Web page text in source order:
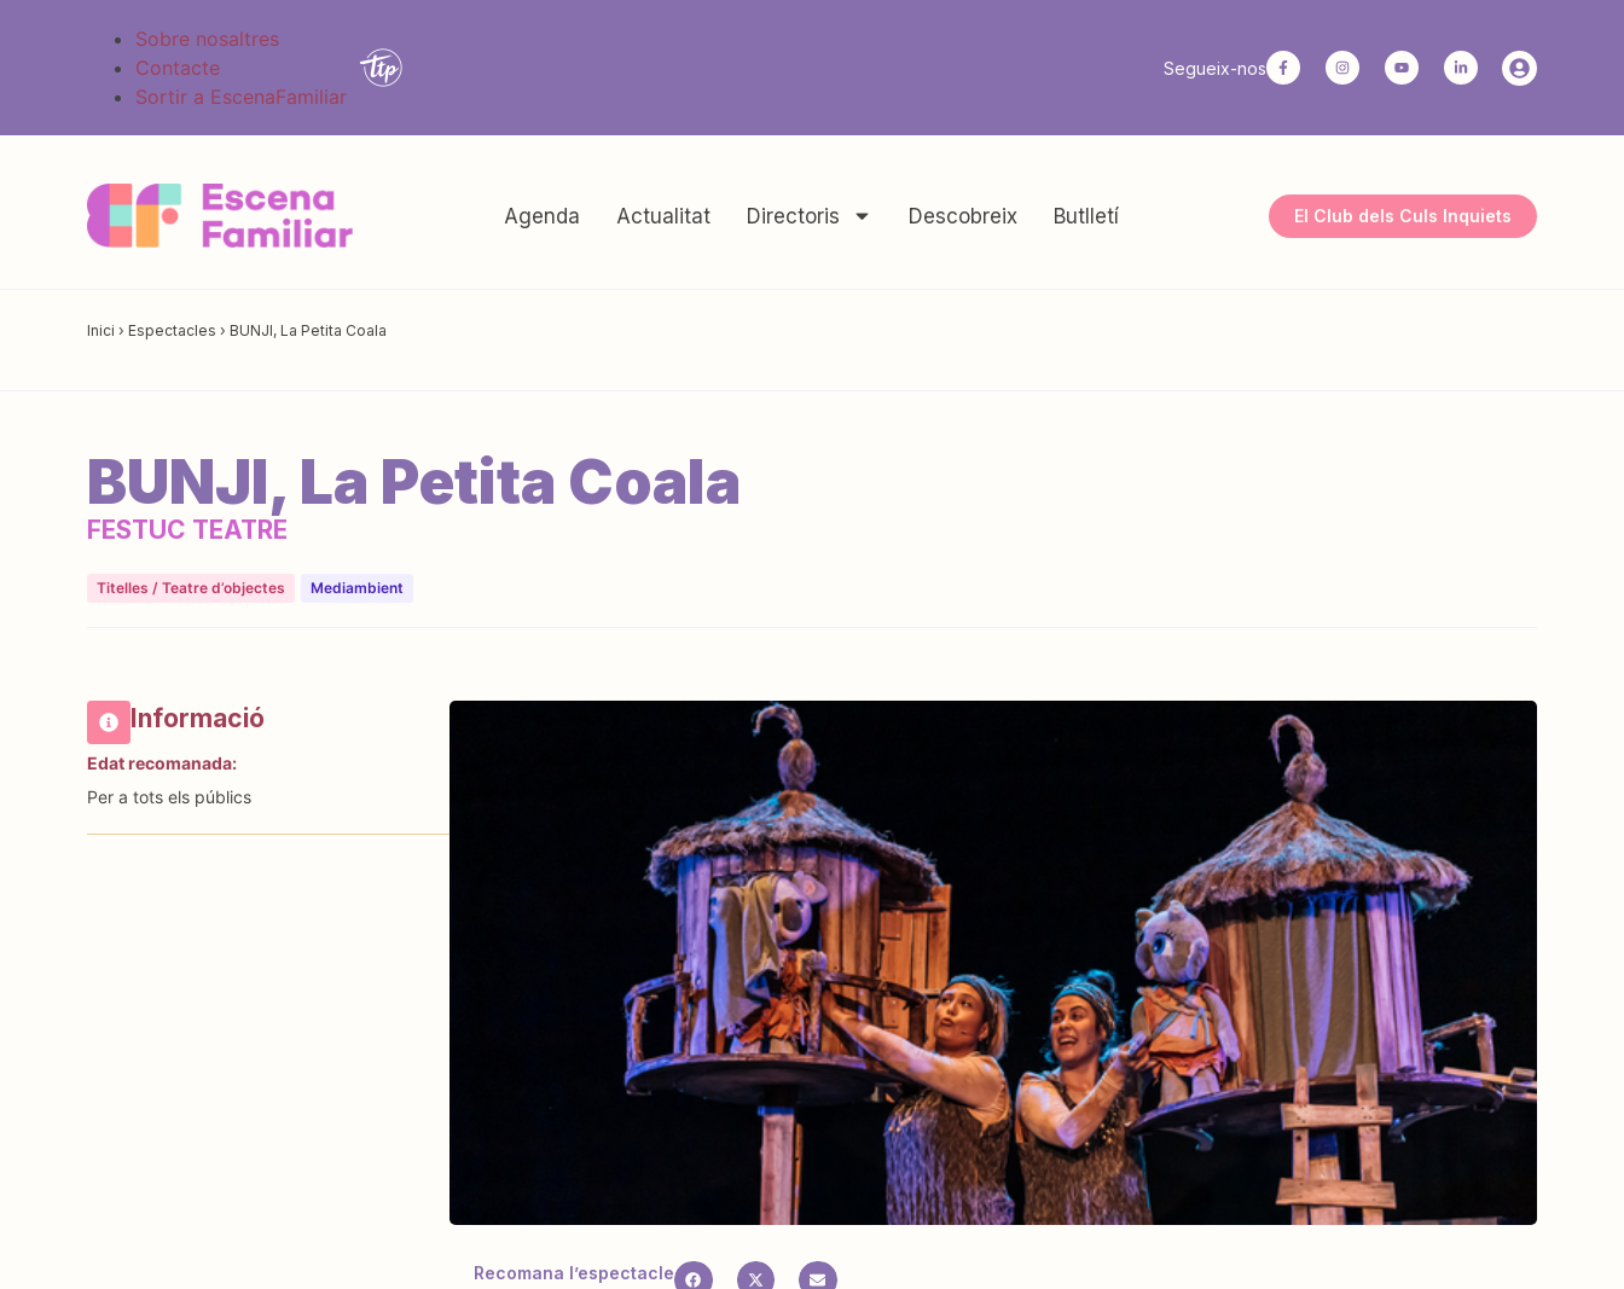
Sobre nosaltres
Contacte
Sortir a EscenaFamiliar
Segueix-nos
Agenda Actualitat Directoris Descobreix Butlletí El Club dels Culs Inquiets
Inici › Espectacles › BUNJI, La Petita Coala
BUNJI, La Petita Coala
FESTUC TEATRE
Titelles / Teatre d’objectes Mediambient
Informació
Edat recomanada:
Per a tots els públics
Recomana l’espectacle